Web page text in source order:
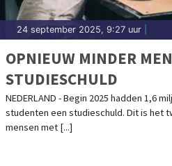
24 september 2025, 9:27 uur
OPNIEUW MINDER
STUDIESCHULD
NEDERLAND - Begin 2025 hadden 1,6
studenten een studieschuld. Dit is het
mensen met [...]